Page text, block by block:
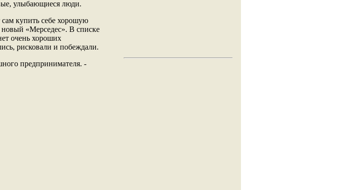
улыбающиеся люди.
купить себе хорошую
новый «Мерседес». В списке
очень хороших
рисковали и побеждали.
предпринимателя. -